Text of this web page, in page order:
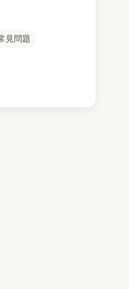
見問題